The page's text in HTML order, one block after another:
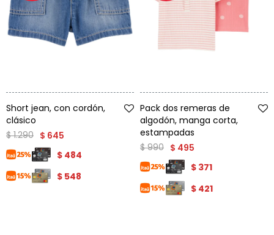
Short jean, con cordón,
clásico
$ 645
$ 1.290
$ 484
$ 548
Pack dos remeras de
algodón, manga corta,
estampadas
$ 495
$ 990
$ 371
$ 421